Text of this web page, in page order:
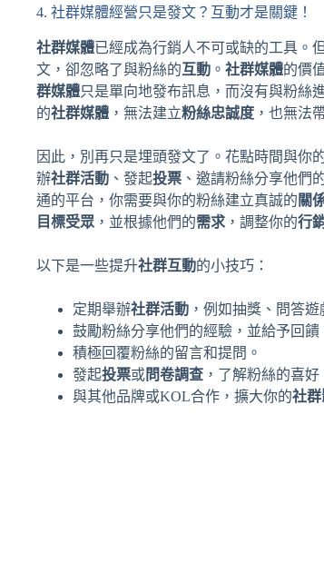
4. 社群媒體經營只是發文？互動才是關鍵！
社群媒體已經成為行銷人不可或缺的工具。
文，卻忽略了與粉絲的互動 。 社群媒體的價
群媒體只是單向地發布訊息，而沒有與粉絲
的社群媒體 ，無法建立粉絲忠誠度 ，也無法
因此，別再只是埋頭發文了。花點時間與你
辦社群活動 、發起投票 、邀請粉絲分享他們
通的平台，你需要與你的粉絲建立真誠的 關
目標受眾 ，並根據他們的需求 ，調整你的行
以下是一些提升社群互動的小技巧：
定期舉辦社群活動 ，例如抽獎、問答遊
鼓勵粉絲分享他們的經驗，並給予回饋
積極回覆粉絲的留言和提問。
發起投票或問卷調查 ，了解粉絲的喜好
與其他品牌或KOL合作，擴大你的社